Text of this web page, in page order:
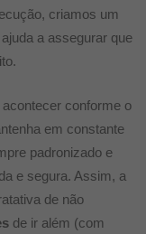
criamos um
a assegurar que
conforme o
em constante
padronizado e
e segura. Assim, a
de não
de ir além (com